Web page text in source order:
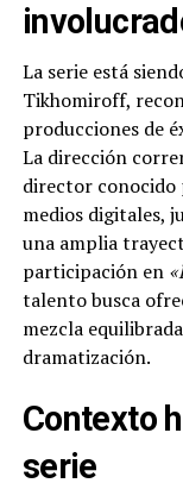
La serie está
Tikhomiroff,
producciones de
La dirección
director conocido
medios digitales,
una amplia
participación en
talento busca
mezcla
dramatización.
Contexto
serie